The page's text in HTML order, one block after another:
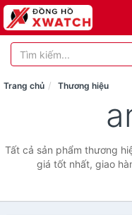
Trang chủ Thương hiệu
Tất cả sản phẩm thương
giá tốt nhất, giao